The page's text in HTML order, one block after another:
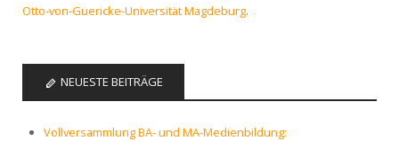
Otto-von-Guericke-Universität Magdeburg.
NEUESTE BEITRÄGE
Vollversammlung BA- und MA-Medienbildung: